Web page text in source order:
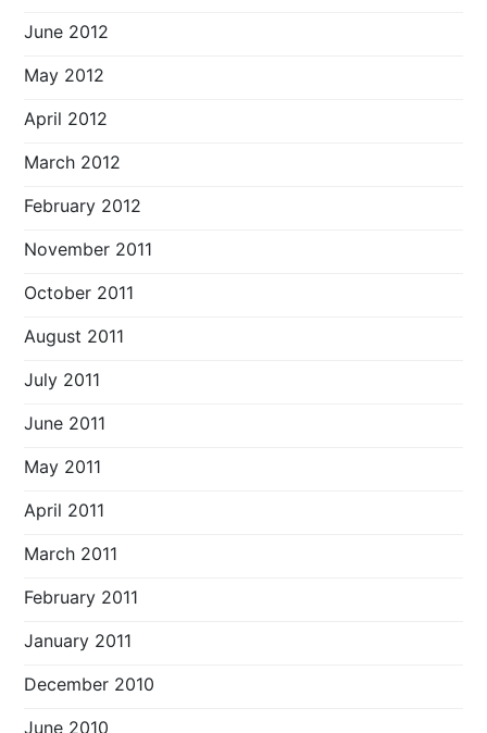
June 2012
May 2012
April 2012
March 2012
February 2012
November 2011
October 2011
August 2011
July 2011
June 2011
May 2011
April 2011
March 2011
February 2011
January 2011
December 2010
June 2010